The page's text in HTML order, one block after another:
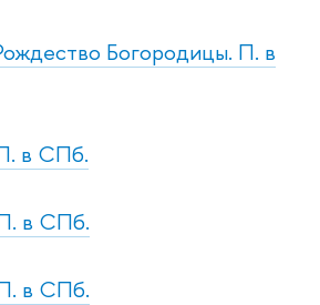
Богородицы. П. в
в СПб.
в СПб.
в СПб.